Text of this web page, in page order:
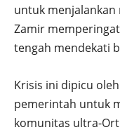
untuk menjalankan
Zamir
tengah mendekati
Krisis ini dipicu
pemerintah untuk
komunitas ultra-